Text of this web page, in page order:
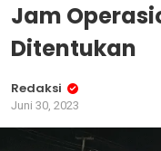
Jam
Ditentukan
Redaksi
Juni 30, 2023